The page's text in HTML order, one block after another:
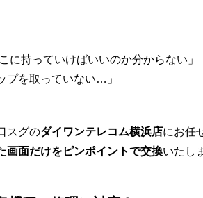
に持っていけばいいのか分からない
プを取っていない…」
スグのダイワンテレコム横浜店にお任
画面だけをピンポイントで交換いたし